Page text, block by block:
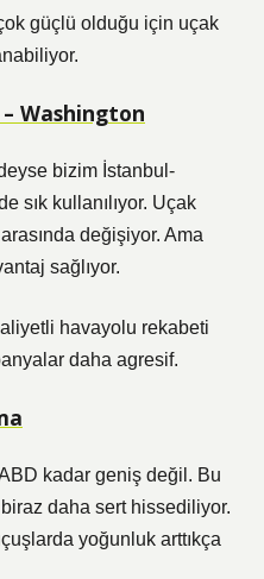
güçlü olduğu için uçak
Washington
bizim İstanbul-
sık kullanılıyor. Uçak
değişiyor. Ama
sağlıyor.
havayolu rekabeti
daha agresif.
kadar geniş değil. Bu
daha sert hissediliyor.
yoğunluk arttıkça